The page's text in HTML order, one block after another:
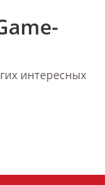
интересных